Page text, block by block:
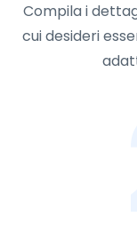
Compila i
cui desideri